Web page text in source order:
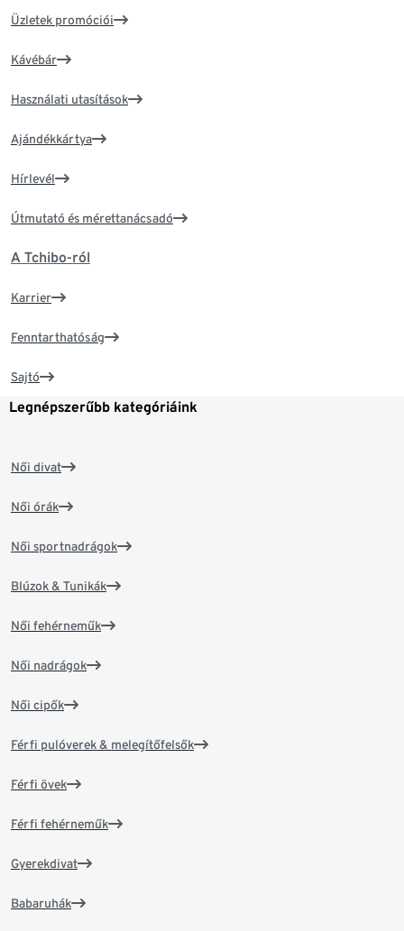
Üzletek promóciói
Kávébár
Használati utasítások
Ajándékkártya
Hírlevél
Útmutató és mérettanácsadó
A Tchibo-ról
Karrier
Fenntarthatóság
Sajtó
Legnépszerűbb kategóriáink
Női divat
Női órák
Női sportnadrágok
Blúzok & Tunikák
Női fehérneműk
Női nadrágok
Női cipők
Férfi pulóverek & melegítőfelsők
Férfi övek
Férfi fehérneműk
Gyerekdivat
Babaruhák